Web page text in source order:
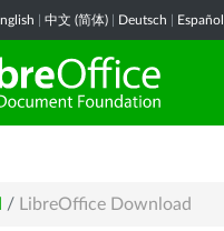
中文 (简体) Deutsch Español
/ LibreOffice Download